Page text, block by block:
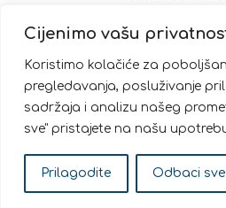
Cijenimo vašu
Koristimo kolačiće za
pregledavanja, posluživanje
sadržaja i analizu našeg
sve" pristajete na našu
Prilagodite Odbaci sve
Pratite
© 2026